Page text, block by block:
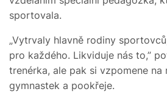
sportovala.
„Vytrvaly hlavně rodiny
pro každého. Likviduje nás to,”
trenérka, ale pak si vzpomene na
gymnastek a pookřeje.